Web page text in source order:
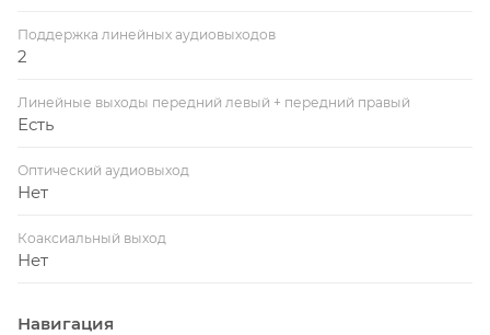
Поддержка линейных аудиовыходов
2
Линейные выходы передний левый + передний правый
Есть
Оптический аудиовыход
Нет
Коаксиальный выход
Нет
Навигация